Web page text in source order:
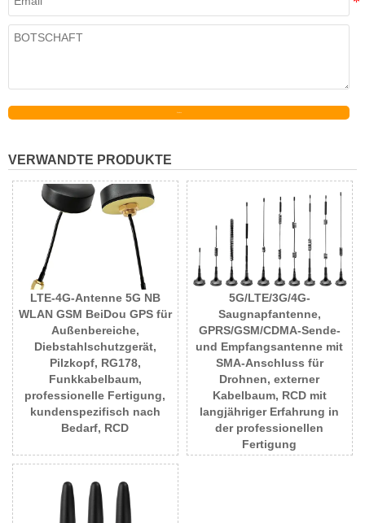
VERWANDTE PRODUKTE
LTE-4G-Antenne 5G NB
WLAN GSM BeiDou GPS für
Außenbereiche,
Diebstahlschutzgerät,
Pilzkopf, RG178,
Funkkabelbaum,
professionelle Fertigung,
kundenspezifisch nach
Bedarf, RCD
5G/LTE/3G/4G-
Saugnapfantenne,
GPRS/GSM/CDMA-Sende-
und Empfangsantenne mit
SMA-Anschluss für
Drohnen, externer
Kabelbaum, RCD mit
langjähriger Erfahrung in
der professionellen
Fertigung